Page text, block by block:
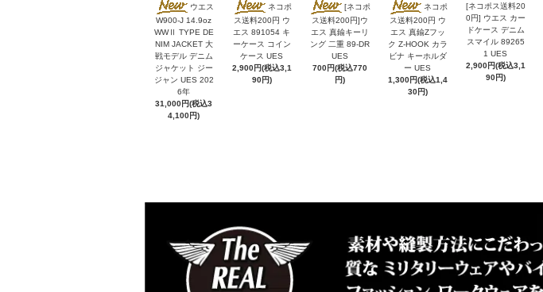
ウエス
W900-J 14.9oz
WWⅡ TYPE DE
NIM JACKET 大
戦モデル デニム
ジャケット ジー
ジャン UES 202
6年
31,000円(税込3
4,100円)
ネコポ
ス送料200円 ウ
エス 891054 キ
ーケース コイン
ケース UES
2,900円(税込3,1
90円)
[ネコポ
ス送料200円]ウ
エス 真鍮キーリ
ング 二重 89-DR
UES
700円(税込770
円)
ネコポ
ス送料200円 ウ
エス 真鍮Zフッ
ク Z-HOOK カラ
ビナ キーホルダ
ー UES
1,300円(税込1,4
30円)
[ネコポス送料20
0円] ウエス カー
ドケース デニム
スマイル 89265
1 UES
2,900円(税込3,1
90円)